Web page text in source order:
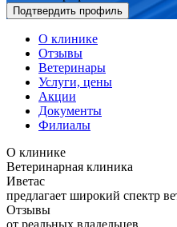
Подтвердить профиль
О клинике
Отзывы
Ветеринары
Услуги, цены
Акции
Документы
Филиалы
О клинике
Ветеринарная клиника
Иветас
предлагает широкий спектр
Отзывы
от реальных владельцев